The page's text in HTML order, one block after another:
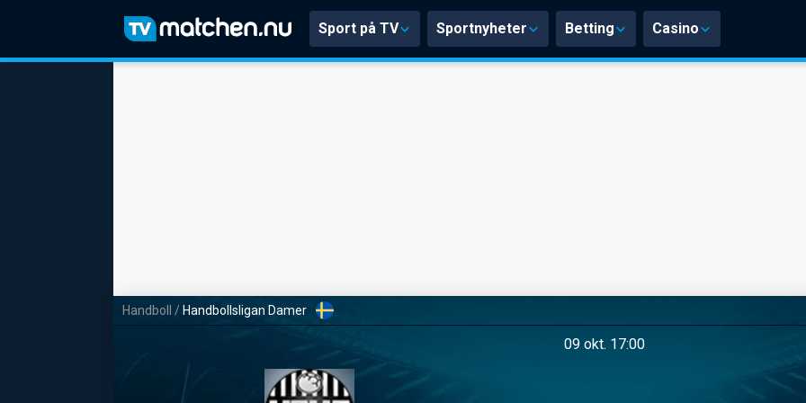
Sport på TV Sportnyheter Betting Casino
Handboll / Handbollsligan Damer
09 okt. 17:00